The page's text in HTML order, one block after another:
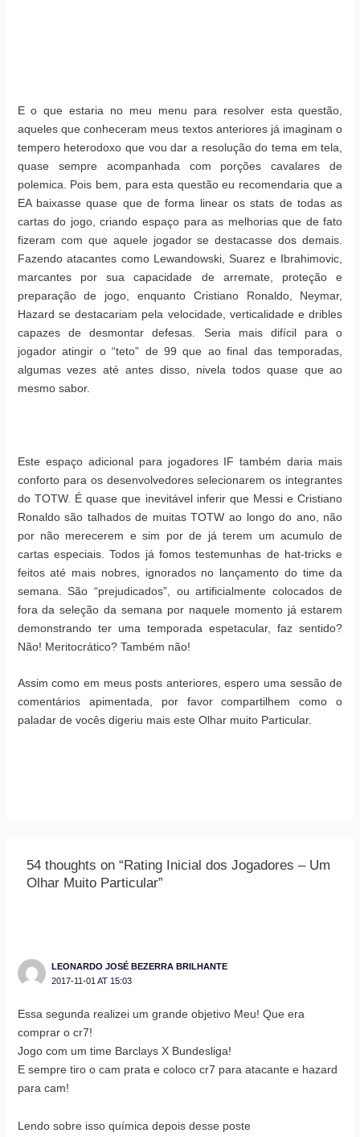
E o que estaria no meu menu para resolver esta questão,
aqueles que conheceram meus textos anteriores já imaginam o
tempero heterodoxo que vou dar a resolução do tema em tela,
quase sempre acompanhada com porções cavalares de
polemica. Pois bem, para esta questão eu recomendaria que a
EA baixasse quase que de forma linear os stats de todas as
cartas do jogo, criando espaço para as melhorias que de fato
fizeram com que aquele jogador se destacasse dos demais.
Fazendo atacantes como Lewandowski, Suarez e Ibrahimovic,
marcantes por sua capacidade de arremate, proteção e
preparação de jogo, enquanto Cristiano Ronaldo, Neymar,
Hazard se destacariam pela velocidade, verticalidade e dribles
capazes de desmontar defesas. Seria mais difícil para o
jogador atingir o “teto” de 99 que ao final das temporadas,
algumas vezes até antes disso, nivela todos quase que ao
mesmo sabor.
Este espaço adicional para jogadores IF também daria mais
conforto para os desenvolvedores selecionarem os integrantes
do TOTW. É quase que inevitável inferir que Messi e Cristiano
Ronaldo são talhados de muitas TOTW ao longo do ano, não
por não merecerem e sim por de já terem um acumulo de
cartas especiais. Todos já fomos testemunhas de hat-tricks e
feitos até mais nobres, ignorados no lançamento do time da
semana. São “prejudicados”, ou artificialmente colocados de
fora da seleção da semana por naquele momento já estarem
demonstrando ter uma temporada espetacular, faz sentido?
Não! Meritocrático? Também não!
Assim como em meus posts anteriores, espero uma sessão de
comentários apimentada, por favor compartilhem como o
paladar de vocês digeriu mais este Olhar muito Particular.
54 thoughts on “Rating Inicial dos Jogadores – Um
Olhar Muito Particular”
LEONARDO JOSÉ BEZERRA BRILHANTE
2017-11-01 AT 15:03
Essa segunda realizei um grande objetivo Meu! Que era
comprar o cr7!
Jogo com um time Barclays X Bundesliga!
E sempre tiro o cam prata e coloco cr7 para atacante e hazard
para cam!
Lendo sobre isso química depois desse poste